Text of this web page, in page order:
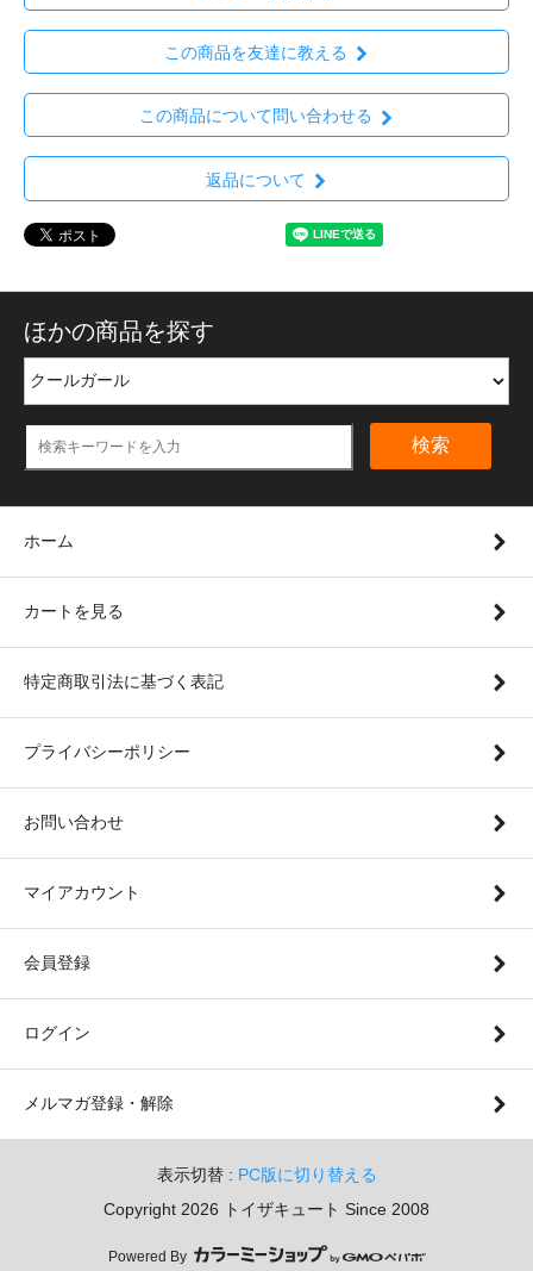
この商品を友達に教える
この商品について問い合わせる
返品について
ほかの商品を探す
検索
ホーム
カートを見る
特定商取引法に基づく表記
プライバシーポリシー
お問い合わせ
マイアカウント
会員登録
ログイン
メルマガ登録・解除
表示切替 : PC版に切り替える
Copyright 2026 トイザキュート Since 2008
Powered By